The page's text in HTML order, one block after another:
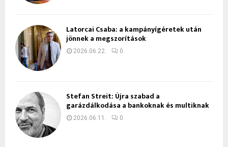
Latorcai Csaba: a kampányígéretek után
jönnek a megszorítások
2026.06.22. 0
Stefan Streit: Újra szabad a
garázdálkodása a bankoknak és multiknak
2026.06.11. 0